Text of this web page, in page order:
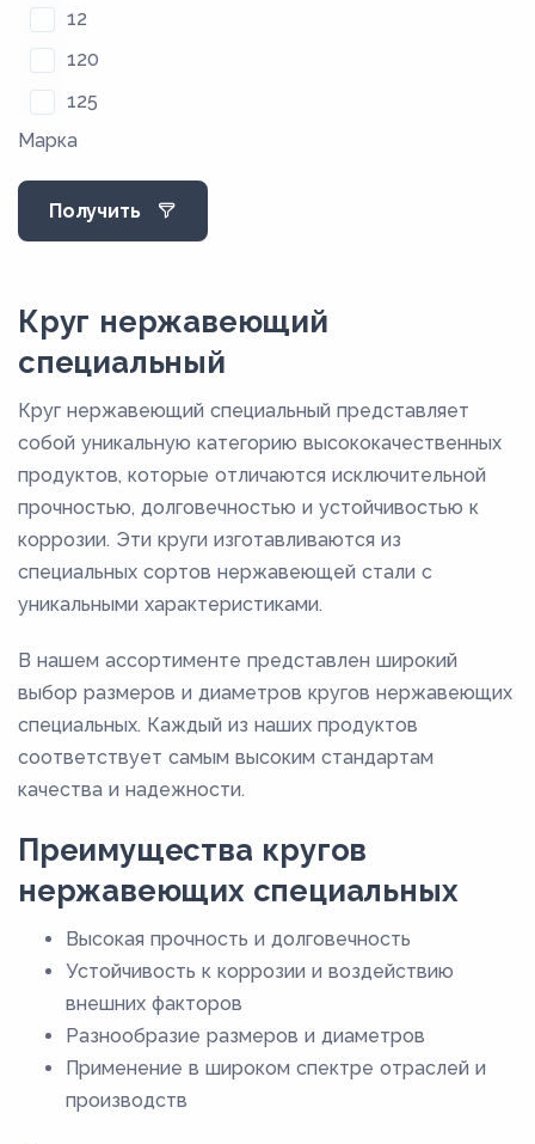
12
120
125
128
13
130
140
150
155
16
17
175
18
190
195
20
200
Марка
Получить
Круг нержавеющий
специальный
Круг нержавеющий специальный представляет
собой уникальную категорию высококачественных
продуктов, которые отличаются исключительной
прочностью, долговечностью и устойчивостью к
коррозии. Эти круги изготавливаются из
специальных сортов нержавеющей стали с
уникальными характеристиками.
В нашем ассортименте представлен широкий
выбор размеров и диаметров кругов нержавеющих
специальных. Каждый из наших продуктов
соответствует самым высоким стандартам
качества и надежности.
Преимущества кругов
нержавеющих специальных
Высокая прочность и долговечность
Устойчивость к коррозии и воздействию
внешних факторов
Разнообразие размеров и диаметров
Применение в широком спектре отраслей и
производств